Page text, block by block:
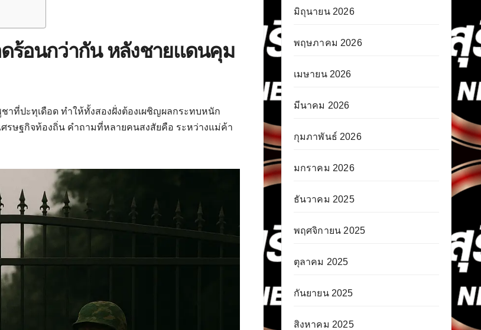
ร้อนกว่ากัน หลังชายแดนคุม
าที่ปะทุเดือด ทำให้ทั้งสองฝั่งต้องเผชิญผลกระทบหนัก
ศรษฐกิจท้องถิ่น คำถามที่หลายคนสงสัยคือ ระหว่างแม่ค้า
มิถุนายน 2026
พฤษภาคม 2026
เมษายน 2026
มีนาคม 2026
กุมภาพันธ์ 2026
มกราคม 2026
ธันวาคม 2025
พฤศจิกายน 2025
ตุลาคม 2025
กันยายน 2025
สิงหาคม 2025